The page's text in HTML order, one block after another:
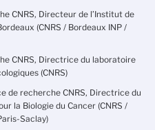
CNRS, Directeur de l’Institut de
(CNRS / Bordeaux INP /
CNRS, Directrice du laboratoire
(CNRS)
de recherche CNRS, Directrice du
la Biologie du Cancer (CNRS /
Saclay)